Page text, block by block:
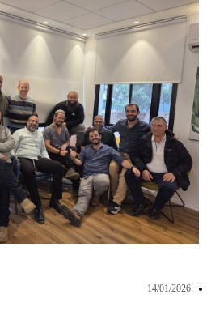
14/01/2026